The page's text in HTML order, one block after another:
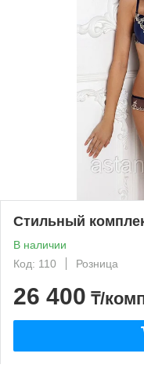
Стильный
В наличии
Код: 110
Розница
26 400 ₸/